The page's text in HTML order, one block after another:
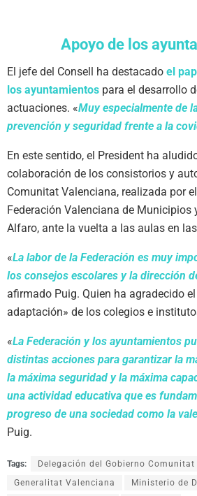
Apoyo de los
El jefe del Consell ha destacado el
los ayuntamientos para el desarrollo
actuaciones. «Muy especialmente de
prevención y seguridad frente a la
En este sentido, el President ha
colaboración de los consistorios y
Comunitat Valenciana, realizada por
Federación Valenciana de Municipios
Alfaro, ante la vuelta a las aulas en
«La labor de la Federación es muy
los consejos escolares y la dirección
afirmado Puig. Quien ha agradecido
adaptación» de los colegios e
«La Federación y los ayuntamientos
distintas acciones para garantizar la
la máxima seguridad y la máxima
una actividad educativa que es
progreso de una sociedad como la
Puig.
Tags:
Delegación del Gobierno
Generalitat Valenciana
Ministerio de